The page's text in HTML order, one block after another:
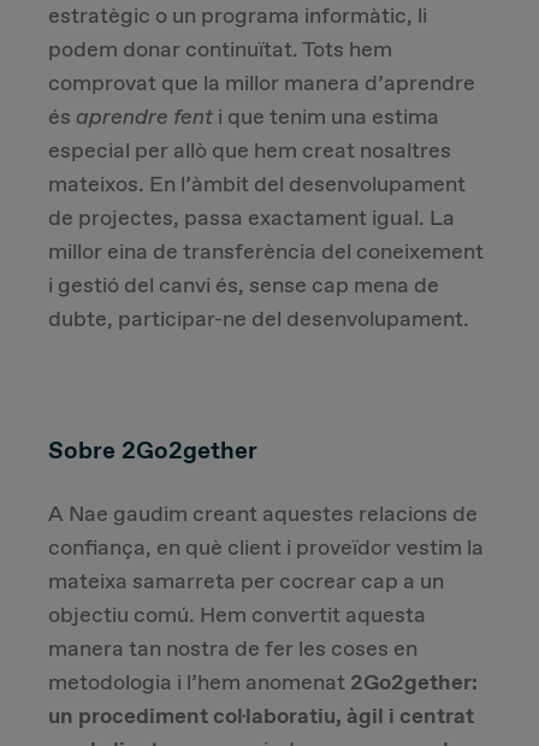
estratègic o un programa informàtic, li
podem donar continuïtat. Tots hem
comprovat que la millor manera d’aprendre
és aprendre fent i que tenim una estima
especial per allò que hem creat nosaltres
mateixos. En l’àmbit del desenvolupament
de projectes, passa exactament igual. La
millor eina de transferència del coneixement
i gestió del canvi és, sense cap mena de
dubte, participar-ne del desenvolupament.
Sobre 2Go2gether
A Nae gaudim creant aquestes relacions de
confiança, en què client i proveïdor vestim la
mateixa samarreta per cocrear cap a un
objectiu comú. Hem convertit aquesta
manera tan nostra de fer les coses en
metodologia i l’hem anomenat 2Go2gether:
un procediment col·laboratiu, àgil i centrat